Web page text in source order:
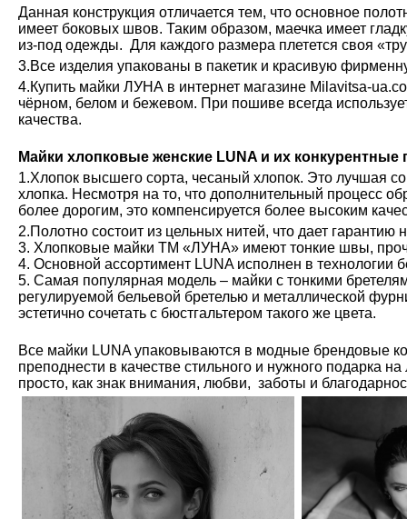
Данная конструкция отличается тем, что основное
имеет боковых швов. Таким образом, маечка имеет
из-под одежды. Для каждого размера плетется своя
3.Все изделия упакованы в пакетик и красивую
4.Купить майки ЛУНА в интернет магазине Milavitsa-
чёрном, белом и бежевом. При пошиве всегда
качества.
Майки хлопковые женские LUNA и их конкурентные
1.Хлопок высшего сорта, чесаный хлопок. Это лучшая
хлопка. Несмотря на то, что дополнительный процесс
более дорогим, это компенсируется более высоким
2.Полотно состоит из цельных нитей, что дает гарантию
3. Хлопковые майки ТМ «ЛУНА» имеют тонкие швы,
4. Основной ассортимент LUNA исполнен в технологии
5. Самая популярная модель – майки с тонкими
регулируемой бельевой бретелью и металлической
эстетично сочетать с бюстгальтером такого же цвета.
Все майки LUNA упаковываются в модные брендовые
преподнести в качестве стильного и нужного подарка
просто, как знак внимания, любви, заботы и